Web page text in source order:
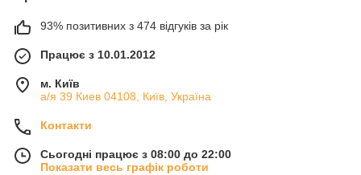
93% позитивних з 474 відгуків за рік
Працює з 10.01.2012
м. Київ
а/я 39 Киев 04108, Київ, Україна
Контакти
Сьогодні працює з 08:00 до 22:00
Показати весь графік роботи